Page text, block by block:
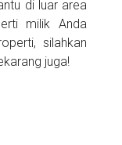
di luar area
milik Anda
silahkan
juga!